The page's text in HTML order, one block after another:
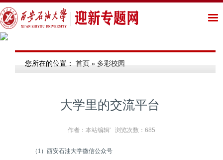
您所在的位置： 首页 » 多彩校园
大学里的交流平台
作者：本站编辑' 浏览次数：685
（ 1 ）西安石油大学微信公众号